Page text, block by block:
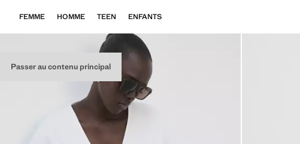
Passer au contenu principal
FEMME HOMME TEEN ENFANTS